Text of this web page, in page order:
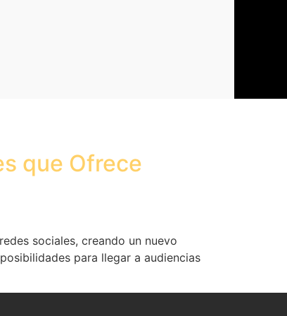
que Ofrece
sociales, creando un nuevo
para llegar a audiencias